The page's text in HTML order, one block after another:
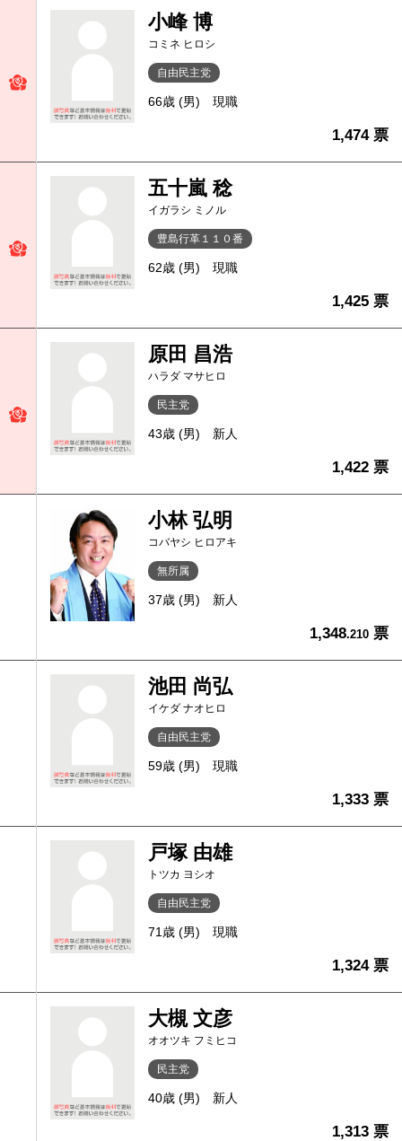
小峰 博
コミネ ヒロシ
自由民主党
66歳 (男) 現職
1,474 票
五十嵐 稔
イガラシ ミノル
豊島行革１１０番
62歳 (男) 現職
1,425 票
原田 昌浩
ハラダ マサヒロ
民主党
43歳 (男) 新人
1,422 票
小林 弘明
コバヤシ ヒロアキ
無所属
37歳 (男) 新人
1,348.210 票
池田 尚弘
イケダ ナオヒロ
自由民主党
59歳 (男) 現職
1,333 票
戸塚 由雄
トツカ ヨシオ
自由民主党
71歳 (男) 現職
1,324 票
大槻 文彦
オオツキ フミヒコ
民主党
40歳 (男) 新人
1,313 票